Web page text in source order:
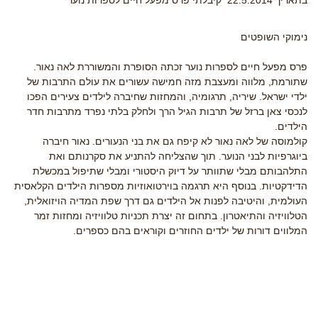
נימוקי השופטים
פרס מפעל חיים לספרות נוער זכתה הסופרת והמשוררת לאה נאור.
שתורמת, מלווה ומעצבת מזה חמישה עשורים את עולם התרבות של
ילדי ישראל. שיריה, תרגומיה, והמחזות שחיברה לילדים צעירים הפכו
לנכסי צאן ברזל של תרבות הגיל הרך ולחלק בלתי נפרד מתרבות חדר
הילדים.
קולמוסה של לאה נאור לא קיפח גם את בני הנעורים. נאור חיברה
ביוגרפיות לבני הנוער. תוך שהצליחה להתניע את סקרנותם ואת
התלהבותם מבלי שתוותר על דיוק היסטורי ומבלי שתיפול במכשלת
הדידקטיות. בנוסף היא תרגמה בוירטואוזיות מספרות הילדים הקלאסית
העולמית, והיטיבה לפנות אל הילדים גם דרך שפת המדיה הויזואלית,
הטלוויזיה והתיאטרון. בתחום זה יצרת תכניות טלוויזיה ומחזות זמר
המלווים דורות של ילדים החוזרים וקוראים בהם כספרים.